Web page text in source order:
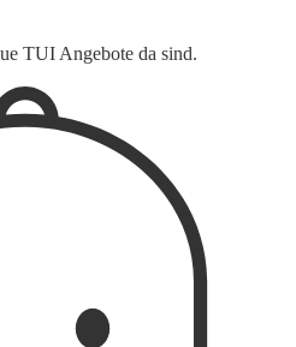
TUI Angebote da sind.